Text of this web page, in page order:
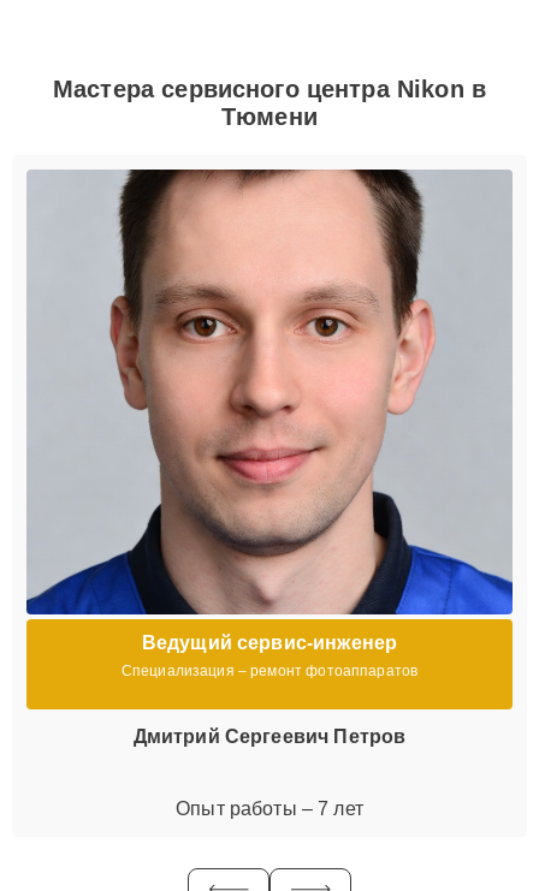
Мастера сервисного центра Nikon в
Тюмени
Ведущий сервис-инженер
Специализация – ремонт фотоаппаратов
Дмитрий Сергеевич Петров
Опыт работы – 7 лет